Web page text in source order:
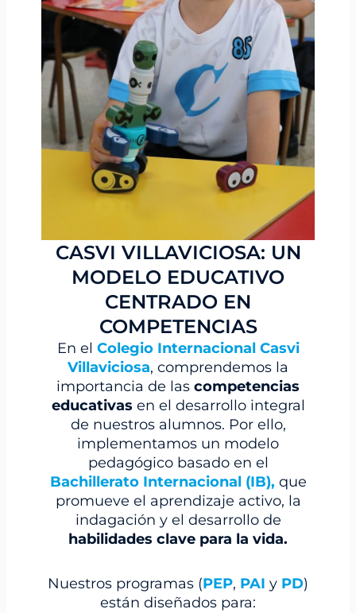
CASVI VILLAVICIOSA: UN
MODELO EDUCATIVO
CENTRADO EN
COMPETENCIAS
En el Colegio Internacional Casvi
Villaviciosa, comprendemos la
importancia de las competencias
educativas en el desarrollo integral
de nuestros alumnos. Por ello,
implementamos un modelo
pedagógico basado en el
Bachillerato Internacional (IB), que
promueve el aprendizaje activo, la
indagación y el desarrollo de
habilidades clave para la vida.
Nuestros programas (PEP, PAI y PD)
están diseñados para: